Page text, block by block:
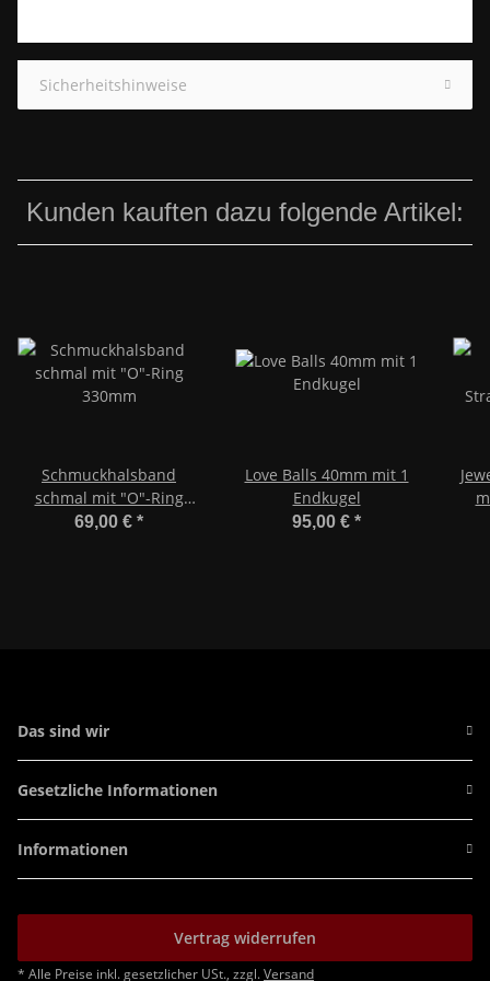
Sicherheitshinweise
Kunden kauften dazu folgende Artikel:
Schmuckhalsband
schmal mit "O"-Ring
330mm
69,00 € *
Love Balls 40mm mit 1
Endkugel
95,00 € *
Das sind wir
Gesetzliche Informationen
Informationen
Vertrag widerrufen
* Alle Preise inkl. gesetzlicher USt., zzgl.Versand